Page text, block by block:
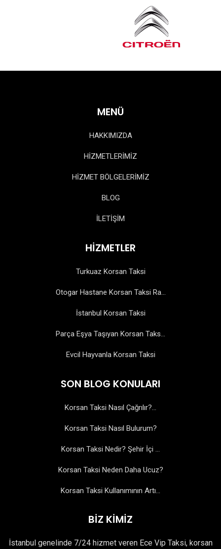
MENÜ
HAKKIMIZDA
HİZMETLERİMİZ
HİZMET BÖLGELERİMİZ
BLOG
İLETİŞİM
HİZMETLER
Turkuaz Korsan Taksi
Otogar Hastane Korsan Taksi Ra...
İstanbul Korsan Taksi
Parça Eşya Taşıyan Korsan Taks...
Evcil Hayvanla Korsan Taksi
SON BLOG KONULARI
Korsan Taksi Nasıl Çağrılır?...
Korsan Taksi Nasıl Bulurum?
Korsan Taksi Nedir? Şehir İçi ...
Korsan Taksi Neden Daha Ucuz?
Korsan Taksi Kullanımının Artı...
BİZ KİMİZ
İstanbul genelinde 7/24 hizmet veren Ece Vip Taksi, korsan